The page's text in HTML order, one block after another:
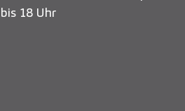
bis 18 Uhr